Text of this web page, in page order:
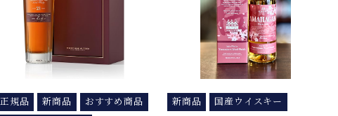
正規品 新商品
おすすめ商品
新商品 国産ウイスキー